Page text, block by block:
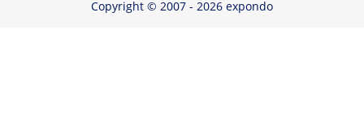
Copyright © 2007 - 2026 expondo